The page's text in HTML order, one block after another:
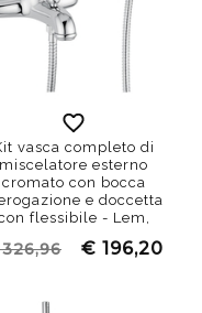
vasca completo di
miscelatore esterno
cromato con bocca
e doccetta
flessibile - Lem,
€ 196,20